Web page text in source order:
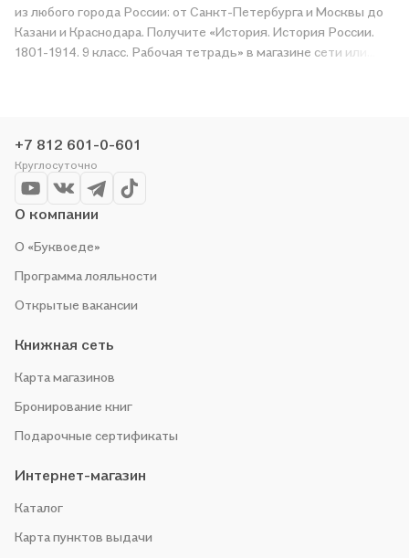
из любого города России: от Санкт-Петербурга и Москвы до
Казани и Краснодара. Получите «История. История России.
1801-1914. 9 класс. Рабочая тетрадь» в магазине сети или
выгоду!
+7 812 601-0-601
Круглосуточно
О компании
О «Буквоеде»
Программа лояльности
Открытые вакансии
Книжная сеть
Карта магазинов
Бронирование книг
Подарочные сертификаты
Интернет-магазин
Каталог
Карта пунктов выдачи